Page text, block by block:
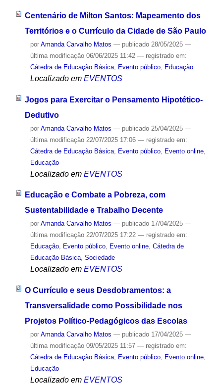
Centenário de Milton Santos: Mapeamento dos
Territórios e o Currículo da Cidade de São Paulo
por Amanda Carvalho Matos — publicado28/05/2025 —
última modificação06/06/2025 11:42 — registrado em:
Cátedra de Educação Básica, Evento público, Educação
Localizado em EVENTOS
Jogos para Exercitar o Pensamento Hipotético-
Dedutivo
por Amanda Carvalho Matos — publicado25/04/2025 —
última modificação22/07/2025 17:06 — registrado em:
Cátedra de Educação Básica, Evento público, Evento online,
Educação
Localizado em EVENTOS
Educação e Combate a Pobreza, com
Sustentabilidade e Trabalho Decente
por Amanda Carvalho Matos — publicado17/04/2025 —
última modificação22/07/2025 17:22 — registrado em:
Educação, Evento público, Evento online, Cátedra de
Educação Básica, Sociedade
Localizado em EVENTOS
O Currículo e seus Desdobramentos: a
Transversalidade como Possibilidade nos
Projetos Político-Pedagógicos das Escolas
por Amanda Carvalho Matos — publicado17/04/2025 —
última modificação09/05/2025 11:57 — registrado em:
Cátedra de Educação Básica, Evento público, Evento online,
Educação
Localizado em EVENTOS